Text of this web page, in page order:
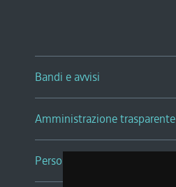
Bandi e avvisi
Amministrazione trasparente
Persone e Uffici